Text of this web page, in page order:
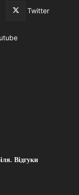
Twitter
Відгуки